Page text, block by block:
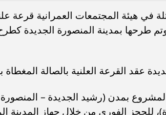
في هيئة المجتمعات العمرانية
عقد القرعة العلنية بالصالة المغطاة
بمدن (رشيد الجديدة –
للحجز الفوري من خلال جهاز المدينة